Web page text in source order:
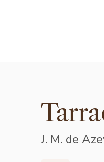
J. M. de